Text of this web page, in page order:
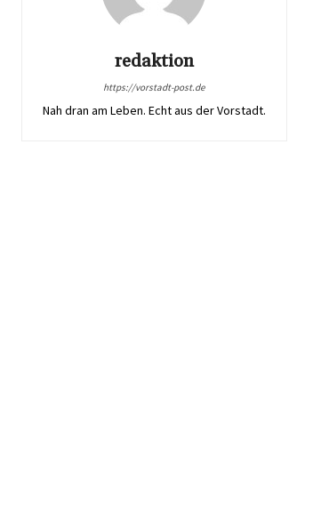
redaktion
https://vorstadt-post.de
Nah dran am Leben. Echt aus der Vorstadt.